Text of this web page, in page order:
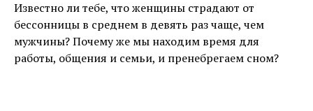
Известно ли тебе, что женщины страдают от
бессонницы в среднем в девять раз чаще, чем
мужчины? Почему же мы находим время для
работы, общения и семьи, и пренебрегаем сном?